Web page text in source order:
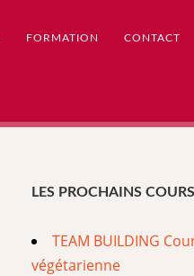
FORMATION CONTACT
LES PROCHAINS COURS
TEAM BUILDING
végétarienne